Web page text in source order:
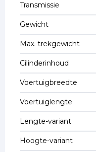
Transmissie
Gewicht
Max. trekgewicht
Cilinderinhoud
Voertuigbreedte
Voertuiglengte
Lengte-variant
Hoogte-variant